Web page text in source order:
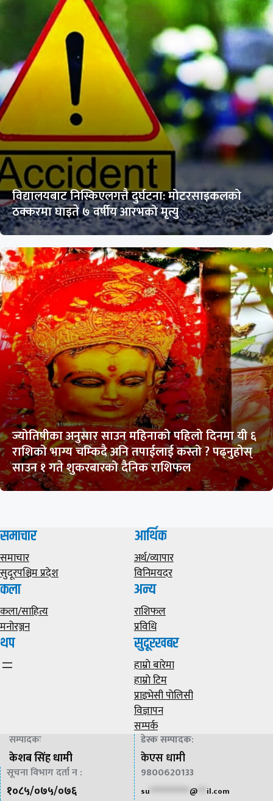
विद्यालयबाट निस्किएलगत्तै दुर्घटना: मोटरसाइकलको
ठक्करमा घाइते ७ वर्षीय आरभको मृत्यु
ज्योतिषीका अनुसार साउन महिनाको पहिलो दिनमा यी ६
राशिको भाग्य चम्किदै अनि तपाईलाई कस्तो ? पढ्नुहोस्
साउन १ गते शुकरबारको दैनिक राशिफल
समाचार
समाचार
सुदूरपश्चिम प्रदेश
आर्थिक
अर्थ/व्यापार
विनिमयदर
कला
कला/साहित्य
मनोरञ्जन
अन्य
राशिफल
प्रविधि
थप सुदूरखबर
हाम्राे बारेमा
हाम्राे टिम
प्राइभेसी पाेलिसी
विज्ञापन
सम्पर्क
सम्पादकः
केशब सिंह धामी
डेस्क सम्पादक:
केएस धामी
सूचना विभाग दर्ता न :
१०८५/०७५/०७६
9800620133
su @*** il.com